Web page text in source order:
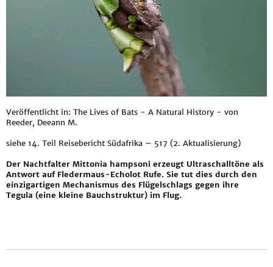
Veröffentlicht in: The Lives of Bats - A Natural History - von
Reeder, Deeann M.
siehe 14. Teil Reisebericht Südafrika – 517 (2. Aktualisierung)
Der Nachtfalter Mittonia hampsoni erzeugt Ultraschalltöne als
Antwort auf Fledermaus-Echolot Rufe. Sie tut dies durch den
einzigartigen Mechanismus des Flügelschlags gegen ihre
Tegula (eine kleine Bauchstruktur) im Flug.